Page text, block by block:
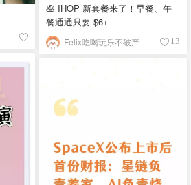
🥞 IHOP 新套餐来了！早餐、午
餐通通只要 $6+
Felix吃喝玩乐不破产 13